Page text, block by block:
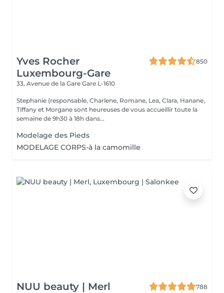
Yves Rocher
Luxembourg-Gare
850
33, Avenue de la Gare Gare L-1610
Stephanie (responsable, Charlene, Romane, Lea, Clara, Hanane,
Tiffany et Morgane sont heureuses de vous accueillir toute la
semaine de 9h30 à 18h dans...
Modelage des Pieds
MODELAGE CORPS-à la camomille
NUU beauty | Merl
788